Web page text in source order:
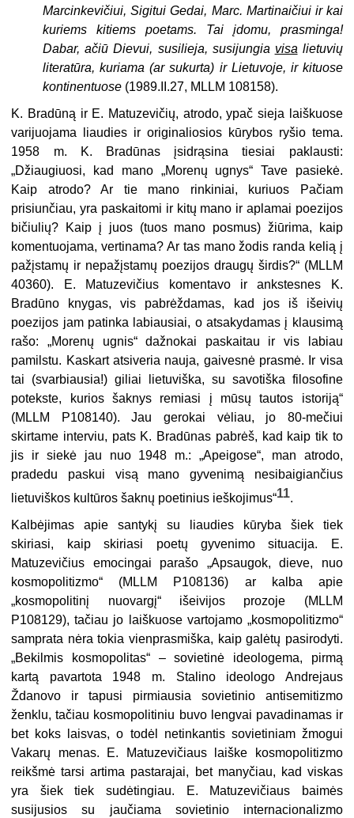
Marcinkevičiui, Sigitui Gedai, Marc. Martinaičiui ir kai
kuriems kitiems poetams. Tai įdomu, prasminga!
Dabar, ačiū Dievui, susilieja, susijungia visa lietuvių
literatūra, kuriama (ar sukurta) ir Lietuvoje, ir kituose
kontinentuose (1989.II.27, MLLM 108158).
K. Bradūną ir E. Matuzevičių, atrodo, ypač sieja laiškuose
varijuojama liaudies ir originaliosios kūrybos ryšio tema.
1958 m. K. Bradūnas įsidrąsina tiesiai paklausti:
„Džiaugiuosi, kad mano „Morenų ugnys“ Tave pasiekė.
Kaip atrodo? Ar tie mano rinkiniai, kuriuos Pačiam
prisiunčiau, yra paskaitomi ir kitų mano ir aplamai poezijos
bičiulių? Kaip į juos (tuos mano posmus) žiūrima, kaip
komentuojama, vertinama? Ar tas mano žodis randa kelią į
pažįstamų ir nepažįstamų poezijos draugų širdis?“ (MLLM
40360). E. Matuzevičius komentavo ir ankstesnes K.
Bradūno knygas, vis pabrėždamas, kad jos iš išeivių
poezijos jam patinka labiausiai, o atsakydamas į klausimą
rašo: „Morenų ugnis“ dažnokai paskaitau ir vis labiau
pamilstu. Kaskart atsiveria nauja, gaivesnė prasmė. Ir visa
tai (svarbiausia!) giliai lietuviška, su savotiška filosofine
potekste, kurios šaknys remiasi į mūsų tautos istoriją“
(MLLM P108140). Jau gerokai vėliau, jo 80-mečiui
skirtame interviu, pats K. Bradūnas pabrėš, kad kaip tik to
jis ir siekė jau nuo 1948 m.: „Apeigose“, man atrodo,
pradedu paskui visą mano gyvenimą nesibaigiančius
lietuviškos kultūros šaknų poetinius ieškojimus“11.
Kalbėjimas apie santykį su liaudies kūryba šiek tiek
skiriasi, kaip skiriasi poetų gyvenimo situacija. E.
Matuzevičius emocingai parašo „Apsaugok, dieve, nuo
kosmopolitizmo“ (MLLM P108136) ar kalba apie
„kosmopolitinį nuovargį“ išeivijos prozoje (MLLM
P108129), tačiau jo laiškuose vartojamo „kosmopolitizmo“
samprata nėra tokia vienprasmiška, kaip galėtų pasirodyti.
„Bekilmis kosmopolitas“ – sovietinė ideologema, pirmą
kartą pavartota 1948 m. Stalino ideologo Andrejaus
Ždanovo ir tapusi pirmiausia sovietinio antisemitizmo
ženklu, tačiau kosmopolitiniu buvo lengvai pavadinamas ir
bet koks laisvas, o todėl netinkantis sovietiniam žmogui
Vakarų menas. E. Matuzevičiaus laiške kosmopolitizmo
reikšmė tarsi artima pastarajai, bet manyčiau, kad viskas
yra šiek tiek sudėtingiau. E. Matuzevičiaus baimės
susijusios su jaučiama sovietinio internacionalizmo